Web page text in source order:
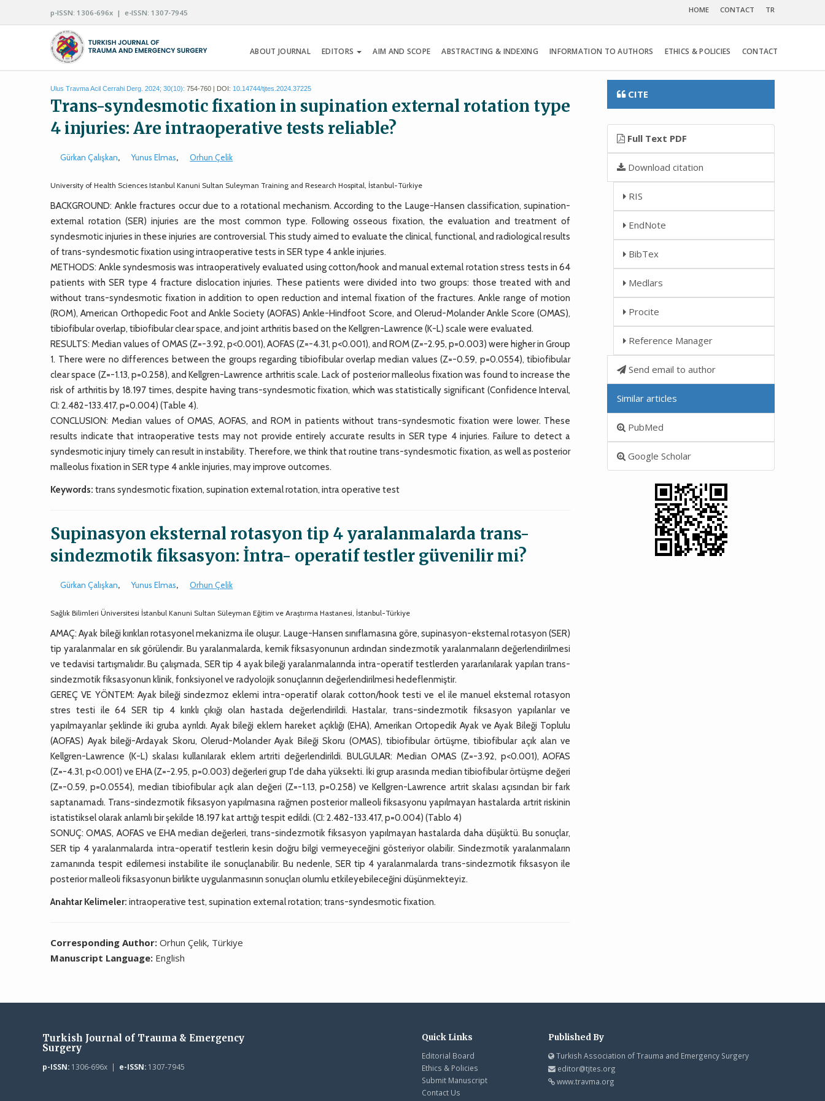
p-ISSN: 1306-696x | e-ISSN: 1307-7945 HOME CONTACT TR
ABOUT JOURNAL EDITORS AIM AND SCOPE ABSTRACTING & INDEXING INFORMATION TO AUTHORS ETHICS & POLICIES CONTACT
Ulus Travma Acil Cerrahi Derg. 2024; 30(10): 754-760 | DOI: 10.14744/tjtes.2024.37225
Trans-syndesmotic fixation in supination external rotation type
4 injuries: Are intraoperative tests reliable?
Gürkan Çalışkan, Yunus Elmas, Orhun Çelik
University of Health Sciences Istanbul Kanuni Sultan Suleyman Training and Research Hospital, İstanbul-Türkiye
BACKGROUND: Ankle fractures occur due to a rotational mechanism. According to the Lauge-Hansen classification, supination-
external rotation (SER) injuries are the most common type. Following osseous fixation, the evaluation and treatment of
syndesmotic injuries in these injuries are controversial. This study aimed to evaluate the clinical, functional, and radiological results
of trans-syndesmotic fixation using intraoperative tests in SER type 4 ankle injuries.
METHODS: Ankle syndesmosis was intraoperatively evaluated using cotton/hook and manual external rotation stress tests in 64
patients with SER type 4 fracture dislocation injuries. These patients were divided into two groups: those treated with and
without trans-syndesmotic fixation in addition to open reduction and internal fixation of the fractures. Ankle range of motion
(ROM), American Orthopedic Foot and Ankle Society (AOFAS) Ankle-Hindfoot Score, and Olerud-Molander Ankle Score (OMAS),
tibiofibular overlap, tibiofibular clear space, and joint arthritis based on the Kellgren-Lawrence (K-L) scale were evaluated.
RESULTS: Median values of OMAS (Z=-3.92, p<0.001), AOFAS (Z=-4.31, p<0.001), and ROM (Z=-2.95, p=0.003) were higher in Group
1. There were no differences between the groups regarding tibiofibular overlap median values (Z=-0.59, p=0.0554), tibiofibular
clear space (Z=-1.13, p=0.258), and Kellgren-Lawrence arthritis scale. Lack of posterior malleolus fixation was found to increase the
risk of arthritis by 18.197 times, despite having trans-syndesmotic fixation, which was statistically significant (Confidence Interval,
CI: 2.482-133.417, p=0.004) (Table 4).
CONCLUSION: Median values of OMAS, AOFAS, and ROM in patients without trans-syndesmotic fixation were lower. These
results indicate that intraoperative tests may not provide entirely accurate results in SER type 4 injuries. Failure to detect a
syndesmotic injury timely can result in instability. Therefore, we think that routine trans-syndesmotic fixation, as well as posterior
malleolus fixation in SER type 4 ankle injuries, may improve outcomes.
Keywords: trans syndesmotic fixation, supination external rotation, intra operative test
Supinasyon eksternal rotasyon tip 4 yaralanmalarda trans-
sindezmotik fiksasyon: İntra- operatif testler güvenilir mi?
Gürkan Çalışkan, Yunus Elmas, Orhun Çelik
Sağlık Bilimleri Üniversitesi İstanbul Kanuni Sultan Süleyman Eğitim ve Araştırma Hastanesi, İstanbul-Türkiye
AMAÇ: Ayak bileği kırıkları rotasyonel mekanizma ile oluşur. Lauge-Hansen sınıflamasına göre, supinasyon-eksternal rotasyon (SER)
tip yaralanmalar en sık görülendir. Bu yaralanmalarda, kemik fiksasyonunun ardından sindezmotik yaralanmaların değerlendirilmesi
ve tedavisi tartışmalıdır. Bu çalışmada, SER tip 4 ayak bileği yaralanmalarında intra-operatif testlerden yararlanılarak yapılan trans-
sindezmotik fiksasyonun klinik, fonksiyonel ve radyolojik sonuçlarının değerlendirilmesi hedeflenmiştir.
GEREÇ VE YÖNTEM: Ayak bileği sindezmoz eklemi intra-operatif olarak cotton/hook testi ve el ile manuel eksternal rotasyon
stres testi ile 64 SER tip 4 kırıklı çıkığı olan hastada değerlendirildi. Hastalar, trans-sindezmotik fiksasyon yapılanlar ve
yapılmayanlar şeklinde iki gruba ayrıldı. Ayak bileği eklem hareket açıklığı (EHA), Amerikan Ortopedik Ayak ve Ayak Bileği Toplulu
(AOFAS) Ayak bileği-Ardayak Skoru, Olerud-Molander Ayak Bileği Skoru (OMAS), tibiofibular örtüşme, tibiofibular açık alan ve
Kellgren-Lawrence (K-L) skalası kullanılarak eklem artriti değerlendirildi. BULGULAR: Median OMAS (Z=-3.92, p<0.001), AOFAS
(Z=-4.31, p<0.001) ve EHA (Z=-2.95, p=0.003) değerleri grup 1'de daha yüksekti. İki grup arasında median tibiofibular örtüşme değeri
(Z=-0.59, p=0.0554), median tibiofibular açık alan değeri (Z=-1.13, p=0.258) ve Kellgren-Lawrence artrit skalası açısından bir fark
saptanamadı. Trans-sindezmotik fiksasyon yapılmasına rağmen posterior malleoli fiksasyonu yapılmayan hastalarda artrit riskinin
istatistiksel olarak anlamlı bir şekilde 18.197 kat arttığı tespit edildi. (CI: 2.482-133.417, p=0.004) (Tablo 4)
SONUÇ: OMAS, AOFAS ve EHA median değerleri, trans-sindezmotik fiksasyon yapılmayan hastalarda daha düşüktü. Bu sonuçlar,
SER tip 4 yaralanmalarda intra-operatif testlerin kesin doğru bilgi vermeyeceğini gösteriyor olabilir. Sindezmotik yaralanmaların
zamanında tespit edilemesi instabilite ile sonuçlanabilir. Bu nedenle, SER tip 4 yaralanmalarda trans-sindezmotik fiksasyon ile
posterior malleoli fiksasyonun birlikte uygulanmasının sonuçları olumlu etkileyebileceğini düşünmekteyiz.
Anahtar Kelimeler: intraoperative test, supination external rotation; trans-syndesmotic fixation.
Corresponding Author:Orhun Çelik, Türkiye
Manuscript Language: English
CITE
Full Text PDF
Download citation
RIS
EndNote
BibTex
Medlars
Procite
Reference Manager
Send email to author
Similar articles
PubMed
Google Scholar
Turkish Journal of Trauma & Emergency
Surgery
p-ISSN:1306-696x | e-ISSN:1307-7945
Quick Links
Editorial Board
Ethics & Policies
Submit Manuscript
Contact Us
Published By
Turkish Association of Trauma and Emergency Surgery
editor@tjtes.org
www.travma.org